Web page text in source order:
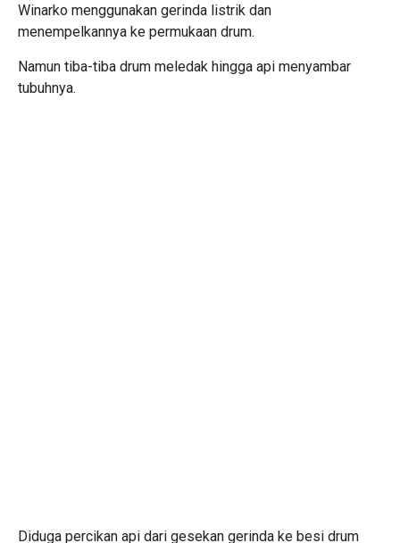
Winarko menggunakan gerinda listrik dan
menempelkannya ke permukaan drum.
Namun tiba-tiba drum meledak hingga api menyambar
tubuhnya.
Diduga percikan api dari gesekan gerinda ke besi drum